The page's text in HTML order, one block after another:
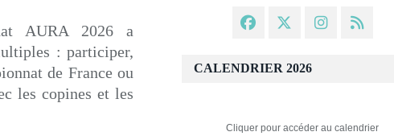
AURA 2026 a
: participer,
de France ou
les copines et les
CALENDRIER 2026
Cliquer pour accéder au calendrier